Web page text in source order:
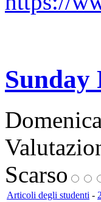
Sunday
Scarso
Articoli degli studenti -